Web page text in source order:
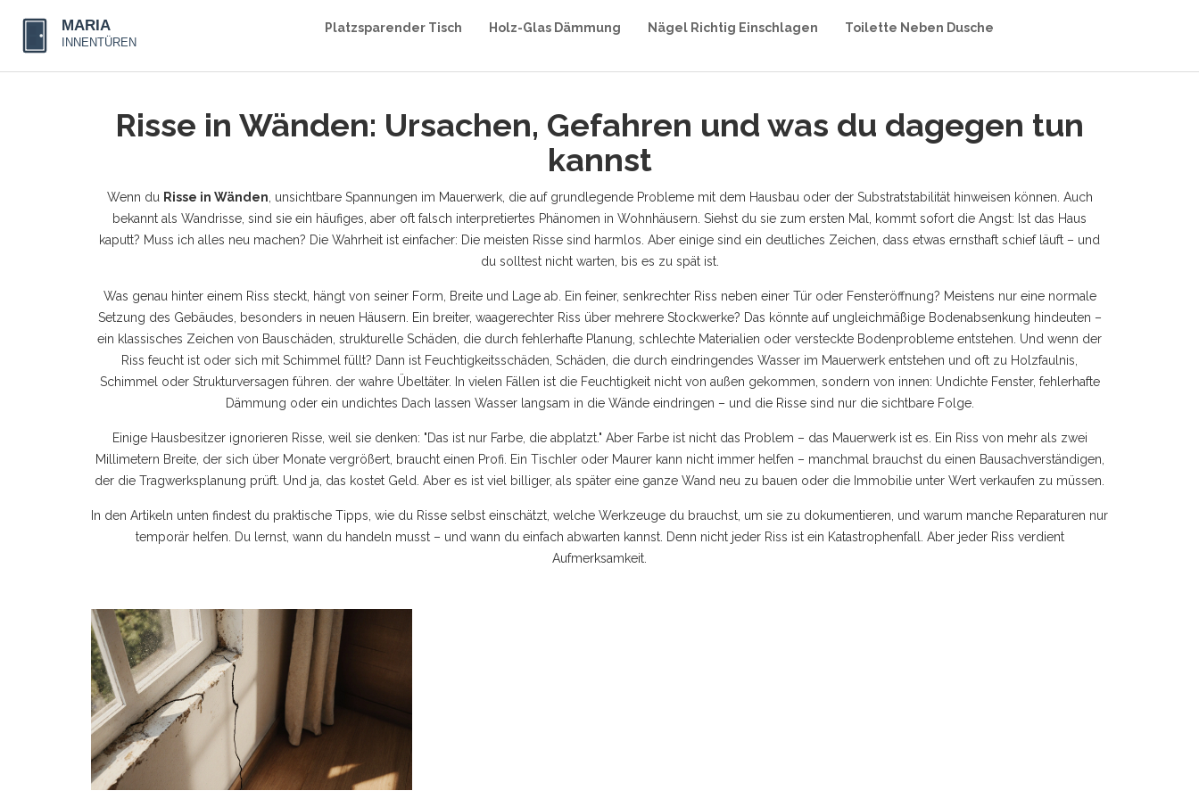
Platzsparender Tisch Holz-Glas Dämmung Nägel Richtig Einschlagen Toilette Neben Dusche
Risse in Wänden: Ursachen, Gefahren und was du dagegen tun
kannst
Wenn du Risse in Wänden unsichtbare Spannungen im Mauerwerk, die auf grundlegende Probleme mit dem Hausbau oder der Substratstabilität hinweisen können . Auch
bekannt als Wandrisse , sind sie ein häufiges, aber oft falsch interpretiertes Phänomen in Wohnhäusern. Siehst du sie zum ersten Mal, kommt sofort die Angst: Ist das Haus
kaputt? Muss ich alles neu machen? Die Wahrheit ist einfacher: Die meisten Risse sind harmlos. Aber einige sind ein deutliches Zeichen, dass etwas ernsthaft schief läuft – und
du solltest nicht warten, bis es zu spät ist.
Was genau hinter einem Riss steckt, hängt von seiner Form, Breite und Lage ab. Ein feiner, senkrechter Riss neben einer Tür oder Fensteröffnung? Meistens nur eine normale
Setzung des Gebäudes, besonders in neuen Häusern. Ein breiter, waagerechter Riss über mehrere Stockwerke? Das könnte auf ungleichmäßige Bodenabsenkung hindeuten –
ein klassisches Zeichen von Bauschäden strukturelle Schäden, die durch fehlerhafte Planung, schlechte Materialien oder versteckte Bodenprobleme entstehen Und wenn der
Riss feucht ist oder sich mit Schimmel füllt? Dann ist Feuchtigkeitsschäden Schäden, die durch eindringendes Wasser im Mauerwerk entstehen und oft zu Holzfaulnis,
Schimmel oder Strukturversagen führen der wahre Übeltäter. In vielen Fällen ist die Feuchtigkeit nicht von außen gekommen, sondern von innen: Undichte Fenster, fehlerhafte
Dämmung oder ein undichtes Dach lassen Wasser langsam in die Wände eindringen – und die Risse sind nur die sichtbare Folge.
Einige Hausbesitzer ignorieren Risse, weil sie denken: "Das ist nur Farbe, die abplatzt." Aber Farbe ist nicht das Problem – das Mauerwerk ist es. Ein Riss von mehr als zwei
Millimetern Breite, der sich über Monate vergrößert, braucht einen Profi. Ein Tischler oder Maurer kann nicht immer helfen – manchmal brauchst du einen Bausachverständigen,
der die Tragwerksplanung prüft. Und ja, das kostet Geld. Aber es ist viel billiger, als später eine ganze Wand neu zu bauen oder die Immobilie unter Wert verkaufen zu müssen.
In den Artikeln unten findest du praktische Tipps, wie du Risse selbst einschätzt, welche Werkzeuge du brauchst, um sie zu dokumentieren, und warum manche Reparaturen nur
temporär helfen. Du lernst, wann du handeln musst – und wann du einfach abwarten kannst. Denn nicht jeder Riss ist ein Katastrophenfall. Aber jeder Riss verdient
Aufmerksamkeit.